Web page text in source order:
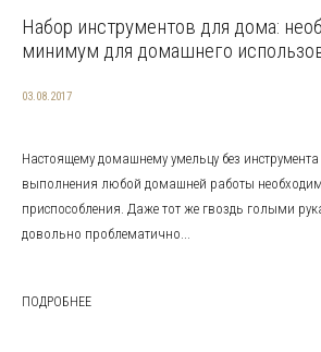
Набор инструментов для дома:
минимум для домашнего
03.08.2017
Настоящему домашнему умельцу без
выполнения любой домашней работы
приспособления. Даже тот же гвоздь голыми
довольно проблематично...
ПОДРОБНЕЕ